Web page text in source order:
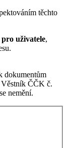
těchto
uživatele,
dokumentům
ČČK č.
nemění.